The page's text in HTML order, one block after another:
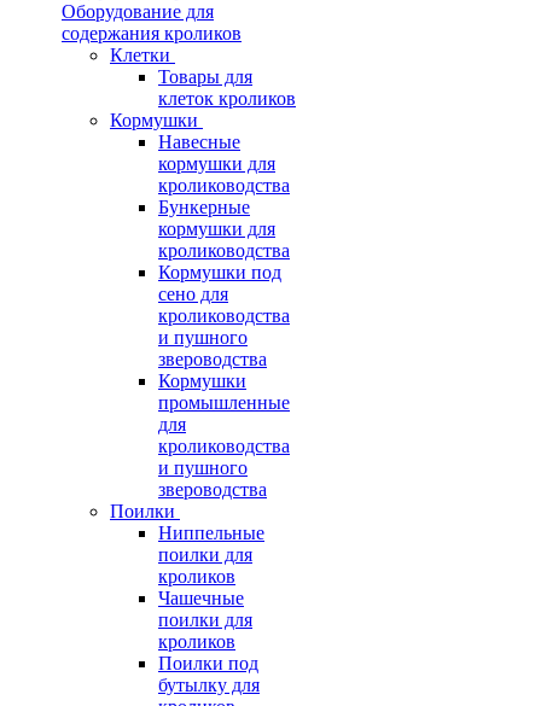
Оборудование для
содержания кроликов
Клетки
Товары для
клеток кроликов
Кормушки
Навесные
кормушки для
кролиководства
Бункерные
кормушки для
кролиководства
Кормушки под
сено для
кролиководства
и пушного
звероводства
Кормушки
промышленные
для
кролиководства
и пушного
звероводства
Поилки
Ниппельные
поилки для
кроликов
Чашечные
поилки для
кроликов
Поилки под
бутылку для